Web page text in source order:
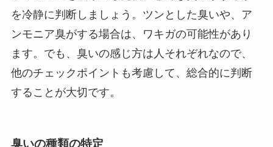
を冷静に判断しましょう。ツンとした臭いや、ア
ンモニア臭がする場合は、ワキガの可能性があり
ます。でも、臭いの感じ方は人それぞれなので、
他のチェックポイントも考慮して、総合的に判断
することが大切です。
臭いの種類の特定